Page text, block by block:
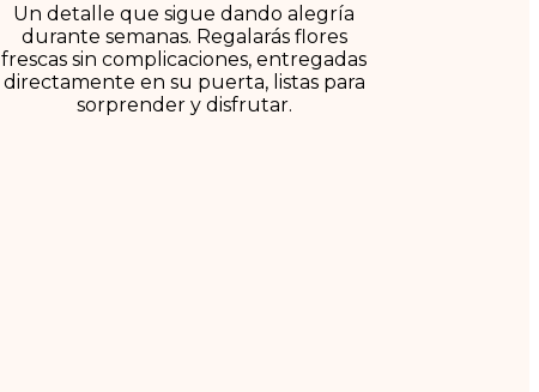
Un detalle que sigue dando alegría
durante semanas. Regalarás flores
frescas sin complicaciones, entregadas
directamente en su puerta, listas para
sorprender y disfrutar.